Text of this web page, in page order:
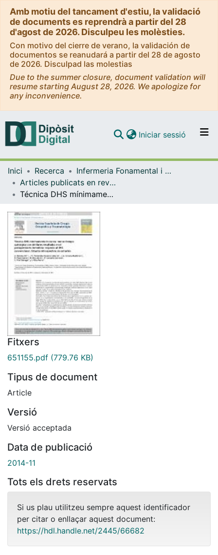
Amb motiu del tancament d'estiu, la validació
de documents es reprendrà a partir del 28
d'agost de 2026. Disculpeu les molèsties.
Con motivo del cierre de verano, la validación de
documentos se reanudará a partir del 28 de agosto
de 2026. Disculpad las molestias
Due to the summer closure, document validation will
resume starting August 28, 2026. We apologize for
any inconvenience.
Navega per tot el DD
Iniciar sessió (current)
Inici Recerca
Infermeria Fonamental i Clínica
Articles publicats en revistes (Infermeria Fonamental i Clínica)
Técnica DHS mínimamente invasiva: menor tiempo quirúrgico con similares resultados en el postoperatorio inmediato respecto al DHS convencional. Estudio retrospectivo de cohortes / Minimally invasive dynamic hip screw technique: shorter surgical time with similar post-surgical results compared to conventional DHS technique. A retrospective cohort study
Fitxers
651155.pdf (779.76 KB)
Tipus de document
Article
Versió
Versió acceptada
Data de publicació
2014-11
Tots els drets reservats
Si us plau utilitzeu sempre aquest identificador
per citar o enllaçar aquest document:
https://hdl.handle.net/2445/66682